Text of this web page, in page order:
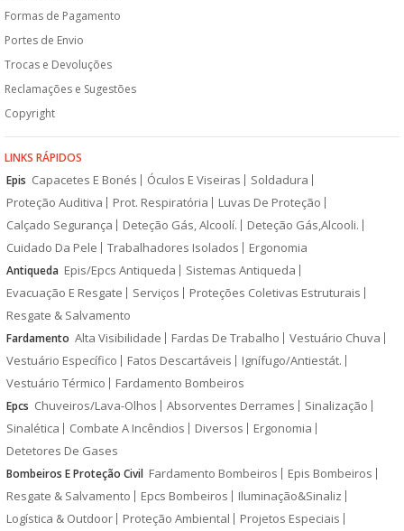
Formas de Pagamento
Portes de Envio
Trocas e Devoluções
Reclamações e Sugestões
Copyright
LINKS RÁPIDOS
Epis Capacetes E Bonés Óculos E Viseiras
Soldadura
Proteção Auditiva
Prot. Respiratória
Luvas De Proteção
Calçado Segurança
Deteção Gás, Alcoolí.
Deteção Gás,Alcooli.
Cuidado Da Pele
Trabalhadores Isolados Ergonomia
Antiqueda Epis/Epcs Antiqueda
Sistemas Antiqueda
Evacuação E Resgate
Serviços
Proteções Coletivas Estruturais
Resgate & Salvamento
Fardamento Alta Visibilidade Fardas De Trabalho
Vestuário Chuva
Vestuário Específico
Fatos Descartáveis
Ignífugo/Antiestát.
Vestuário Térmico
Fardamento Bombeiros
Epcs Chuveiros/Lava-Olhos Absorventes Derrames
Sinalização
Sinalética
Combate A Incêndios Diversos
Ergonomia
Detetores De Gases
Bombeiros E Proteção Civil Fardamento Bombeiros
Epis Bombeiros
Resgate & Salvamento
Epcs Bombeiros
Iluminação&Sinaliz
Logística & Outdoor
Proteção Ambiental
Projetos Especiais